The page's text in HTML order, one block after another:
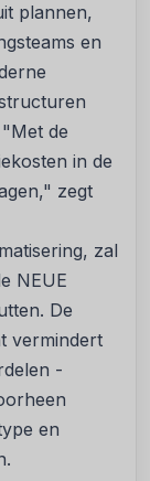
plannen,
en
de
in de
zegt
zal
NEUE
De
vermindert
-
en